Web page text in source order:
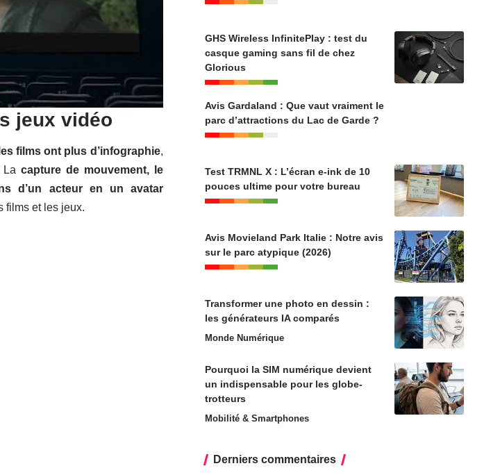
jeux vidéo
films ont plus d’infographie,
Lacapture de mouvement, le
d’un acteur en un avatar
films et les jeux.
GHS Wireless InfinitePlay : test du
casque gaming sans fil de chez
Glorious
Avis Gardaland : Que vaut vraiment le
parc d’attractions du Lac de Garde ?
Test TRMNL X : L’écran e-ink de 10
pouces ultime pour votre bureau
Avis Movieland Park Italie : Notre avis
sur le parc atypique (2026)
Transformer une photo en dessin :
les générateurs IA comparés
Monde Numérique
Pourquoi la SIM numérique devient
un indispensable pour les globe-
trotteurs
Mobilité & Smartphones
Derniers commentaires